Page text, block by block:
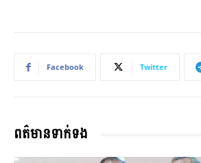
Facebook Twitter
ពត៌មានទាក់ទង